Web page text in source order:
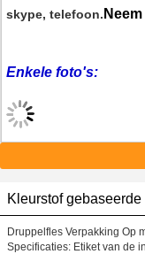
skype, telefoon.
Enkele foto's:
Kleurstof gebaseerde
Druppelfles Verpakking Op
Specificaties: Etiket van de